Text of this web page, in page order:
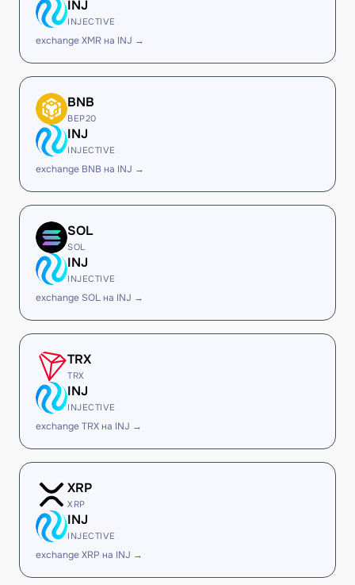
INJ
INJECTIVE
exchange XMR на INJ →
BNB
BEP20
INJ
INJECTIVE
exchange BNB на INJ →
SOL
SOL
INJ
INJECTIVE
exchange SOL на INJ →
TRX
TRX
INJ
INJECTIVE
exchange TRX на INJ →
XRP
XRP
INJ
INJECTIVE
exchange XRP на INJ →